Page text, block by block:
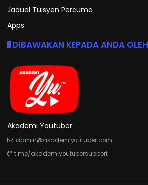
Jadual Tuisyen Percuma
Apps
DIBAWAKAN KEPADA ANDA OLEH
Akademi Youtuber
admin@akademiyoutuber.com
t.me/akademiyoutubersupport